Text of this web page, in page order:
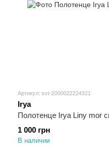
Артикул: svt-2000022224321
Irya
1 000 грн
В наличии